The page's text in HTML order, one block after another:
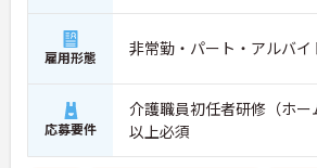
雇用形態 非常勤・パート・アルバイ
応募要件
介護職員初任者研修（ホー
以上必須